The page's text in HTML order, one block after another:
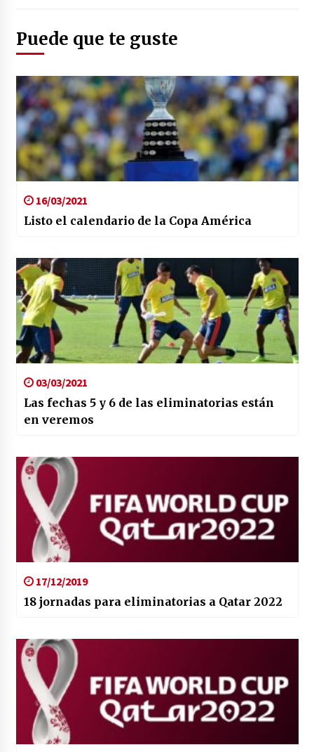
Puede que te guste
16/03/2021
Listo el calendario de la Copa América
03/03/2021
Las fechas 5 y 6 de las eliminatorias están
en veremos
17/12/2019
18 jornadas para eliminatorias a Qatar 2022